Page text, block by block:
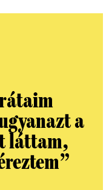
a
láttam,